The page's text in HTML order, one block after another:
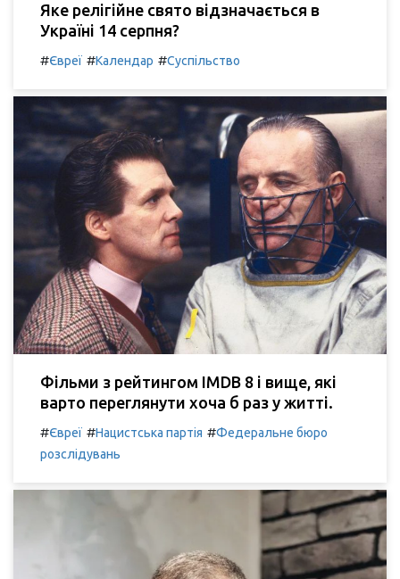
Яке релігійне свято відзначається в
Україні 14 серпня?
#Євреї #Календар #Суспільство
Фільми з рейтингом IMDB 8 і вище, які
варто переглянути хоча б раз у житті.
#Євреї #Нацистська партія #Федеральне бюро
розслідувань